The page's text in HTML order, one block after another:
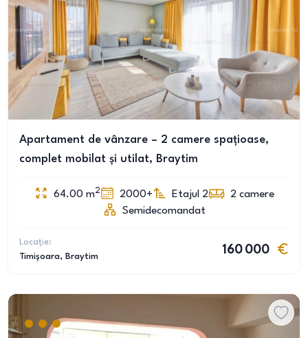
Apartament de vânzare – 2 camere spațioase,
complet mobilat și utilat, Braytim
64.00 m2 2000+ Etajul 2 2 camere
Semidecomandat
Locație:
Timișoara, Braytim
160 000